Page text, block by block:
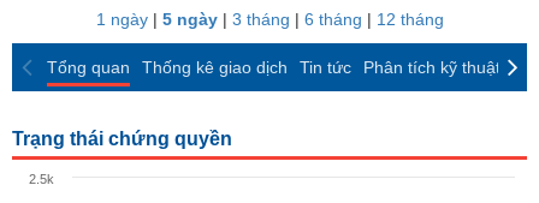
Thống
giao
dịch
cổ
Báo
1 ngày| 5 ngày| 3 tháng | 6 tháng | 12 tháng
Tổng quan Thống kê giao dịch Tin tức Phân tích kỹ thuật
Trạng thái chứng quyền
2.5k
KINH
TẾ
THẾ